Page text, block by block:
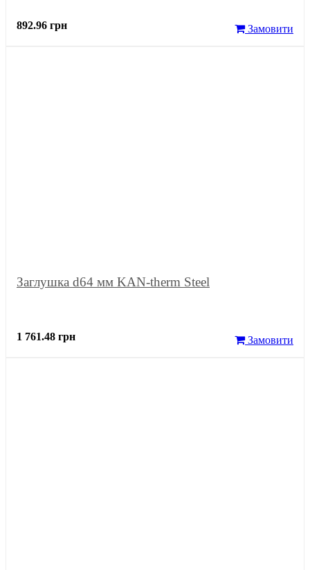
892.96 грн Замовити
Заглушка d64 мм KAN-therm Steel
1 761.48 грн Замовити